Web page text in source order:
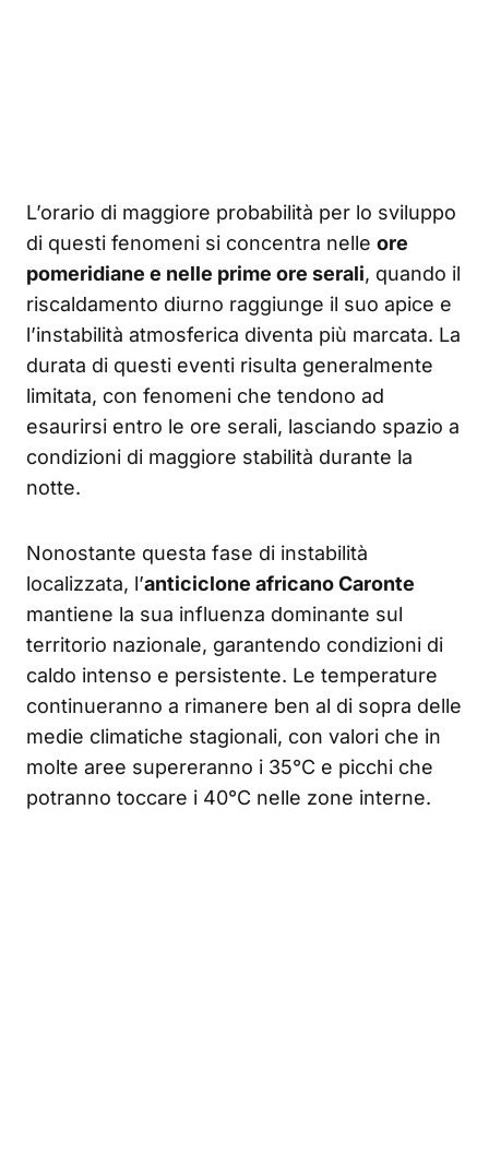
L’orario di maggiore probabilità per lo sviluppo
di questi fenomeni si concentra nelle ore
pomeridiane e nelle prime ore serali, quando il
riscaldamento diurno raggiunge il suo apice e
l’instabilità atmosferica diventa più marcata. La
durata di questi eventi risulta generalmente
limitata, con fenomeni che tendono ad
esaurirsi entro le ore serali, lasciando spazio a
condizioni di maggiore stabilità durante la
notte.
Nonostante questa fase di instabilità
localizzata, l’anticiclone africano Caronte
mantiene la sua influenza dominante sul
territorio nazionale, garantendo condizioni di
caldo intenso e persistente. Le temperature
continueranno a rimanere ben al di sopra delle
medie climatiche stagionali, con valori che in
molte aree supereranno i 35°C e picchi che
potranno toccare i 40°C nelle zone interne.